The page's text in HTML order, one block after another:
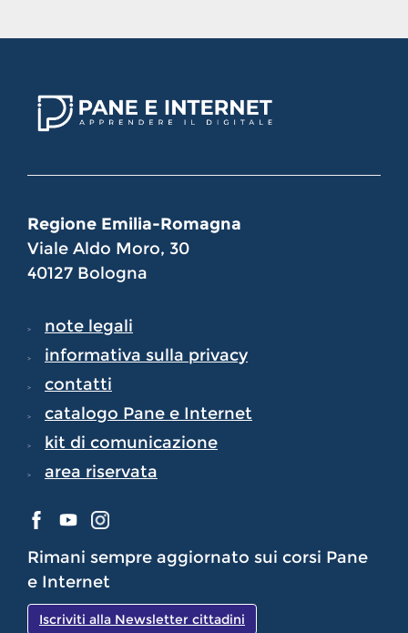
Regione Emilia-Romagna
Viale Aldo Moro, 30
40127 Bologna
note legali
informativa sulla privacy
contatti
catalogo Pane e Internet
kit di comunicazione
area riservata
Rimani sempre aggiornato sui corsi Pane
e Internet
Iscriviti alla Newsletter cittadini